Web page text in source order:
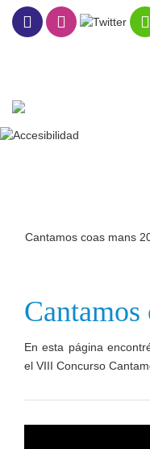
Cantamos coas mans
Cantamos
En esta página
el VIII Concurso